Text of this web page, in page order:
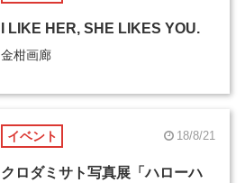
I LIKE HER, SHE LIKES YOU.
金柑画廊
イベント 18/8/21
クロダミサト写真展「ハローハ